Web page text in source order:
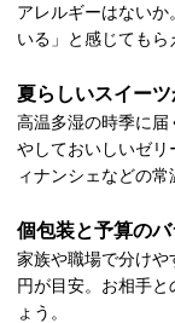
アレルギーはない
いる」と感じてもら
夏らしいスイー
高温多湿の時季に
やしておいしいゼ
ィナンシェなどの常
個包装と予算のバ
家族や職場で分け
円が目安。お相手
ょう。